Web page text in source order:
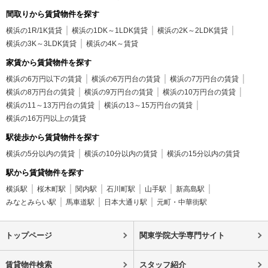
間取りから賃貸物件を探す
横浜の1R/1K賃貸 横浜の1DK～1LDK賃貸
横浜の2K～2LDK賃貸
横浜の3K～3LDK賃貸
横浜の4K～賃貸
家賃から賃貸物件を探す
横浜の6万円以下の賃貸 横浜の6万円台の賃貸
横浜の7万円台の賃貸
横浜の8万円台の賃貸
横浜の9万円台の賃貸
横浜の10万円台の賃貸
横浜の11～13万円台の賃貸
横浜の13～15万円台の賃貸
横浜の16万円以上の賃貸
駅徒歩から賃貸物件を探す
横浜の5分以内の賃貸 横浜の10分以内の賃貸 横浜の15分以内の賃貸
駅から賃貸物件を探す
横浜駅 桜木町駅 関内駅 石川町駅 山手駅
新高島駅
みなとみらい駅
馬車道駅 日本大通り駅 元町・中華街駅
トップページ 関東学院大学専門サイト
賃貸物件検索 スタッフ紹介